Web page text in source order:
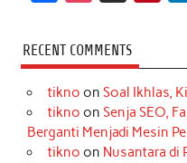
c
e
b
o
s
t
a
r
k
T
o
k
t
e
e
RECENT COMMENTS
tikno on Soal Ikhlas,
tikno on Senja SEO,
Berganti Menjadi Mesin
tikno on Nusantara di